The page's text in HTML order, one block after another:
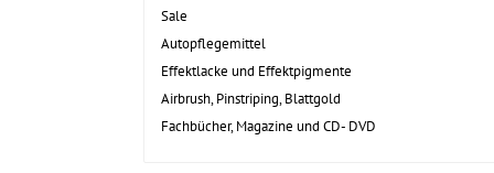
Sale
Autopflegemittel
Effektlacke und Effektpigmente
Airbrush, Pinstriping, Blattgold
Fachbücher, Magazine und CD- DVD